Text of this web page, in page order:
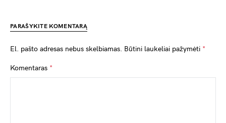
PARAŠYKITE KOMENTARĄ
El. pašto adresas nebus skelbiamas. Būtini laukeliai pažymėti *
Komentaras *